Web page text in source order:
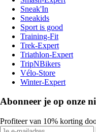
Sneak'In
Sneakids
Sport is good
Training-Fit
Trek-Expert
Triathlon-Expert
TripNBikers
Vélo-Store
Winter-Expert
Abonneer je op onze
Profiteer van 10% korting